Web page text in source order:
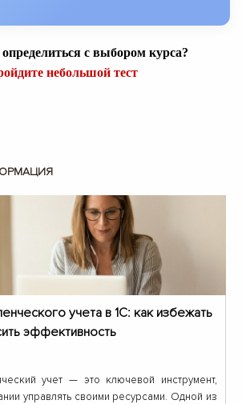
определиться с выбором курса?
небольшой тест
учета в 1С: как избежать
эффективность
учет — это ключевой инструмент,
управлять своими ресурсами. Одной из